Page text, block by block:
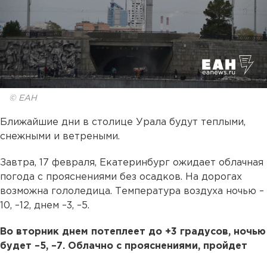
© ЕАН
Ближайшие дни в столице Урала будут теплыми,
снежными и ветреными.
Завтра, 17 февраля, Екатеринбург ожидает облачная
погода с прояснениями без осадков. На дорогах
возможна гололедица. Температура воздуха ночью –
10, –12, днем –3, –5.
Во вторник днем потеплеет до +3 градусов, ночью
будет –5, –7. Облачно с прояснениями, пройдет